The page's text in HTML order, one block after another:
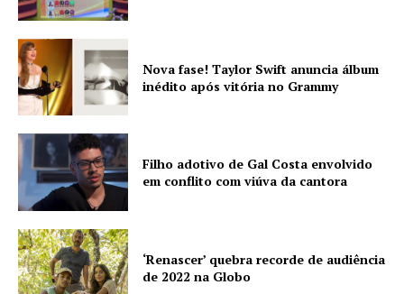
Nova fase! Taylor Swift anuncia álbum
inédito após vitória no Grammy
Filho adotivo de Gal Costa envolvido
em conflito com viúva da cantora
‘Renascer’ quebra recorde de audiência
de 2022 na Globo